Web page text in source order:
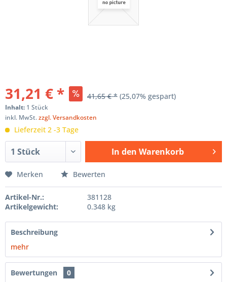
31,21 € * 41,65 € * (25,07% gespart)
Inhalt: 1 Stück
inkl. MwSt.zzgl. Versandkosten
Lieferzeit 2 -3 Tage
In den Warenkorb
Merken Bewerten
Artikel-Nr.:
381128
Artikelgewicht:
0.348 kg
Beschreibung
mehr
Bewertungen
0